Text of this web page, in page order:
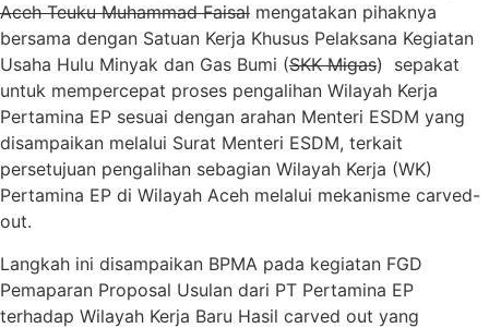
Aceh Teuku Muhammad Faisal mengatakan pihaknya
bersama dengan Satuan Kerja Khusus Pelaksana Kegiatan
Usaha Hulu Minyak dan Gas Bumi (SKK Migas) sepakat
untuk mempercepat proses pengalihan Wilayah Kerja
Pertamina EP sesuai dengan arahan Menteri ESDM yang
disampaikan melalui Surat Menteri ESDM, terkait
persetujuan pengalihan sebagian Wilayah Kerja (WK)
Pertamina EP di Wilayah Aceh melalui mekanisme carved-
out.
Langkah ini disampaikan BPMA pada kegiatan FGD
Pemaparan Proposal Usulan dari PT Pertamina EP
terhadap Wilayah Kerja Baru Hasil carved out yang